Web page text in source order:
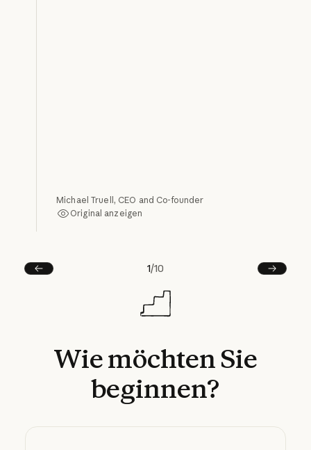
Michael Truell, CEO and Co-founder
Original anzeigen
Original anzeigen
Vorherige
1/10
Next
Wiemöchten Sie
beginnen?